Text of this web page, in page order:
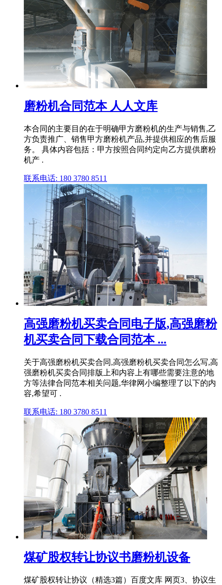
磨粉机合同范本 人人文库
本合同的主要目的在于明确甲方磨粉机的生产与销售,乙
方负责推广、销售甲方磨粉机产品,并提供相应的售后服
务。 具体内容包括：甲方按照合同约定向乙方提供磨粉
机产 .
联系电话: 180 3780 8511
高强磨粉机买卖合同电子版,高强磨粉
机买卖合同下载合同范本 ...
关于高强磨粉机买卖合同,高强磨粉机买卖合同怎么写,高
强磨粉机买卖合同排版上和内容上有哪些需要注意的地
方等法律合同范本相关问题,华律网小编整理了以下的内
容,希望可 .
联系电话: 180 3780 8511
煤矿股权转让协议书磨粉机设备
煤矿股权转让协议（精选3篇）百度文库 网页3、协议生